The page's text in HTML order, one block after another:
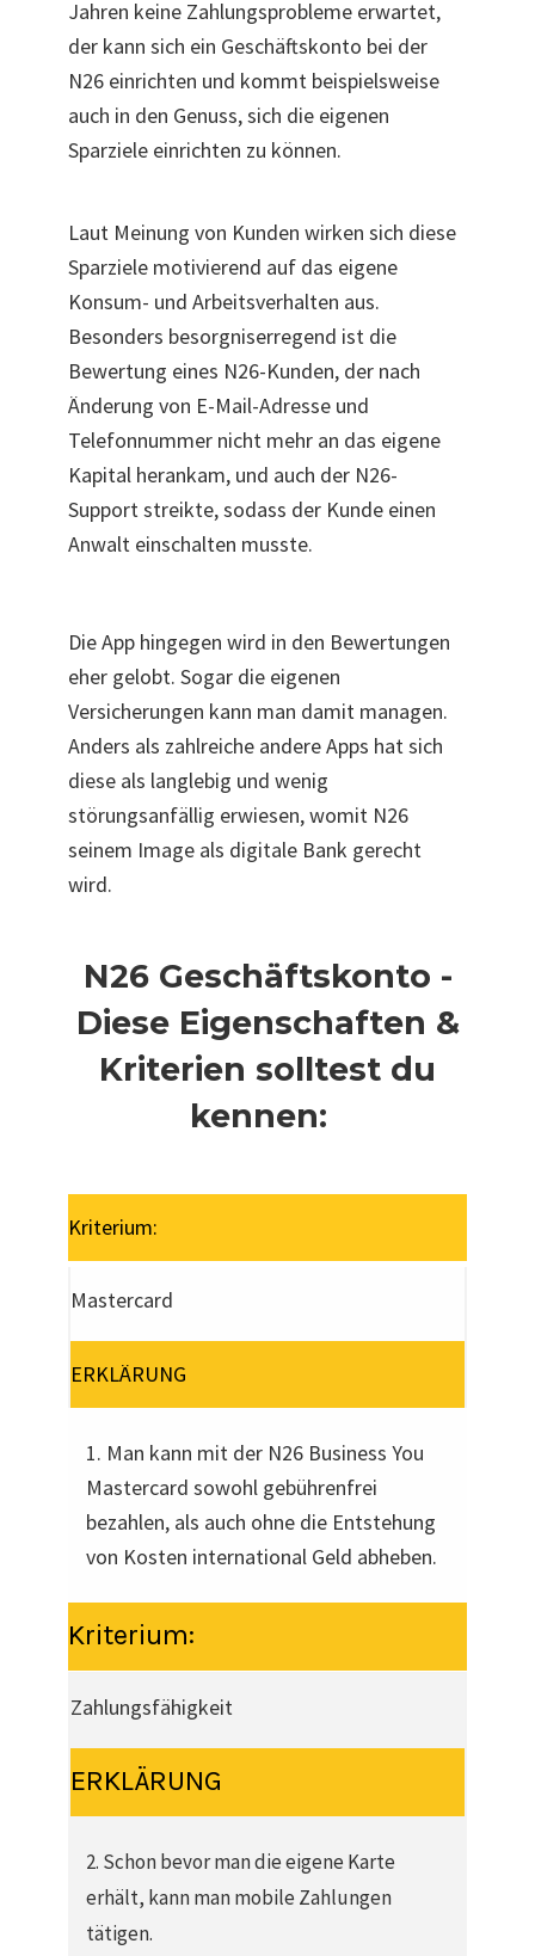
Jahren keine Zahlungsprobleme erwartet,
der kann sich ein Geschäftskonto bei der
N26 einrichten und kommt beispielsweise
auch in den Genuss, sich die eigenen
Sparziele einrichten zu können.
Laut Meinung von Kunden wirken sich diese
Sparziele motivierend auf das eigene
Konsum- und Arbeitsverhalten aus.
Besonders besorgniserregend ist die
Bewertung eines N26-Kunden, der nach
Änderung von E-Mail-Adresse und
Telefonnummer nicht mehr an das eigene
Kapital herankam, und auch der N26-
Support streikte, sodass der Kunde einen
Anwalt einschalten musste.
Die App hingegen wird in den Bewertungen
eher gelobt. Sogar die eigenen
Versicherungen kann man damit managen.
Anders als zahlreiche andere Apps hat sich
diese als langlebig und wenig
störungsanfällig erwiesen, womit N26
seinem Image als digitale Bank gerecht
wird.
N26 Geschäftskonto -
Diese Eigenschaften &
Kriterien solltest du
kennen:
Kriterium:
Mastercard
ERKLÄRUNG
1. Man kann mit der N26 Business You
Mastercard sowohl gebührenfrei
bezahlen, als auch ohne die Entstehung
von Kosten international Geld abheben.
Kriterium:
Zahlungsfähigkeit
ERKLÄRUNG
2. Schon bevor man die eigene Karte
erhält, kann man mobile Zahlungen
tätigen.